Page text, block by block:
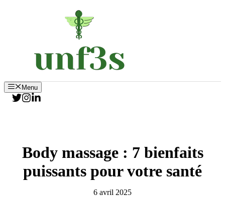
Menu
Body massage : 7 bienfaits
puissants pour votre santé
6 avril 2025